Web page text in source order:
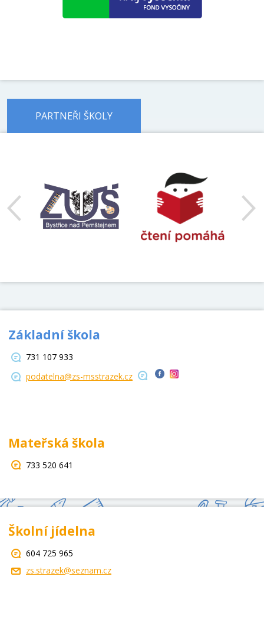
PARTNEŘI ŠKOLY
Základní škola
731 107 933
podatelna@zs-msstrazek.cz
Mateřská škola
733 520 641
Školní jídelna
604 725 965
zs.strazek@seznam.cz